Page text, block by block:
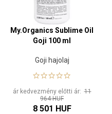
My.Organics Sublime Oil
Goji 100 ml
Goji hajolaj
ár kedvezmény előtti ár:11
964 HUF
8 501 HUF